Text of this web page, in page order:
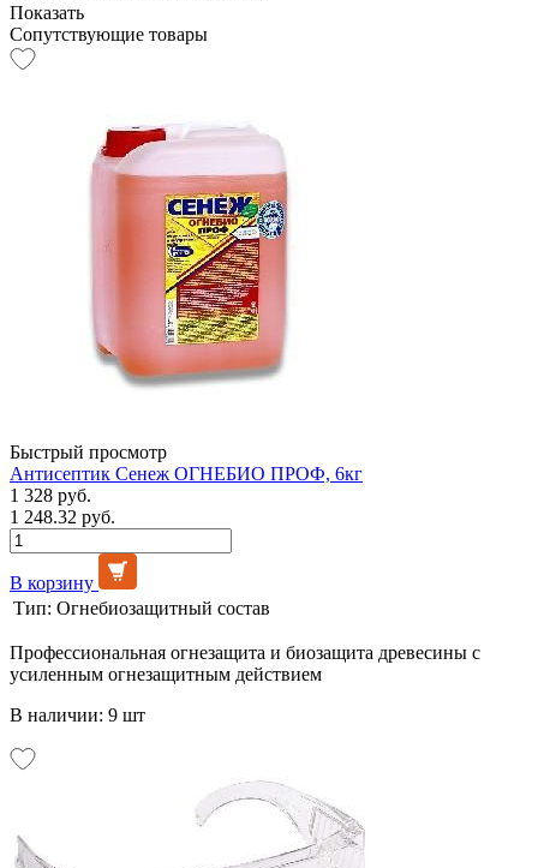
Показать
Сопутствующие товары
Быстрый просмотр
Антисептик Сенеж ОГНЕБИО ПРОФ, 6кг
1 328 руб.
1 248.32 руб.
В корзину
Тип: Огнебиозащитный состав
Профессиональная огнезащита и биозащита древесины с
усиленным огнезащитным действием
В наличии: 9 шт